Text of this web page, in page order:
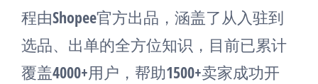
程由Shopee官方出品，涵盖了从入驻到
选品、出单的全方位知识，目前已累计
覆盖4000+用户，帮助1500+卖家成功开